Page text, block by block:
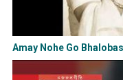
Amay Nohe Go Bhalobaso